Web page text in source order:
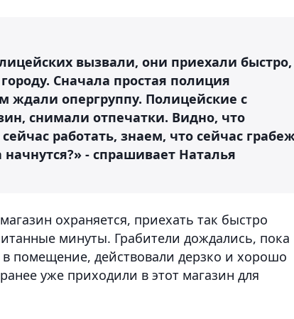
вызвали, они приехали быстро,
Сначала простая полиция
ждали опергруппу. Полицейские с
снимали отпечатки. Видно, что
работать, знаем, что сейчас
- спрашивает Наталья
охраняется, приехать так быстро
минуты. Грабители дождались, пока
помещение, действовали дерзко и хорошо
уже приходили в этот магазин для